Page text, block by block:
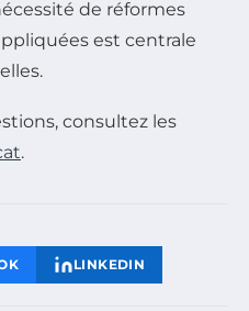
de réformes
est centrale
consultez les
.
LINKEDIN